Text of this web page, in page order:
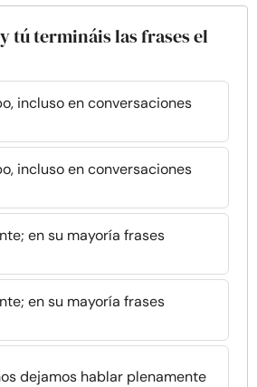
tú termináis las frases el
incluso en conversaciones
incluso en conversaciones
en su mayoría frases
en su mayoría frases
dejamos hablar plenamente